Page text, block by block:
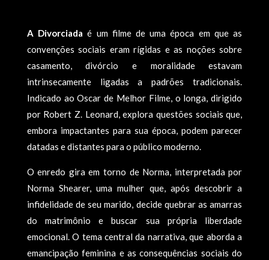
A Divorciada é um filme de uma época em que as
convenções sociais eram rígidas e as noções sobre
casamento, divórcio e moralidade estavam
intrinsecamente ligadas a padrões tradicionais.
Indicado ao Oscar de Melhor Filme, o longa, dirigido
por Robert Z. Leonard, explora questões sociais que,
embora impactantes para sua época, podem parecer
datadas e distantes para o público moderno.
O enredo gira em torno de Norma, interpretada por
Norma Shearer, uma mulher que, após descobrir a
infidelidade de seu marido, decide quebrar as amarras
do matrimônio e buscar sua própria liberdade
emocional. O tema central da narrativa, que aborda a
emancipação feminina e as consequências sociais do